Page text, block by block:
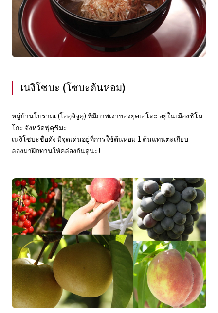
เนงิโซบะ (โซบะต้นหอม)
หมู่บ้านโบราณ (โออุจิจูคุ) ที่มีภาพเงาของยุคเอโดะ อยู่ในเมืองชิโม
โกะ จังหวัดฟุคุชิมะ
เนงิโซบะชื่อดัง มีจุดเด่นอยู่ที่การใช้ต้นหอม 1 ต้นแทนตะเกียบ
ลองมาฝึกทานให้คล่องกันดูนะ!